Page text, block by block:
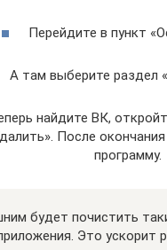
Перейдите в пункт
А там выберите раздел
найдите ВК,
После
программу.
будет почистить
Это ускорит